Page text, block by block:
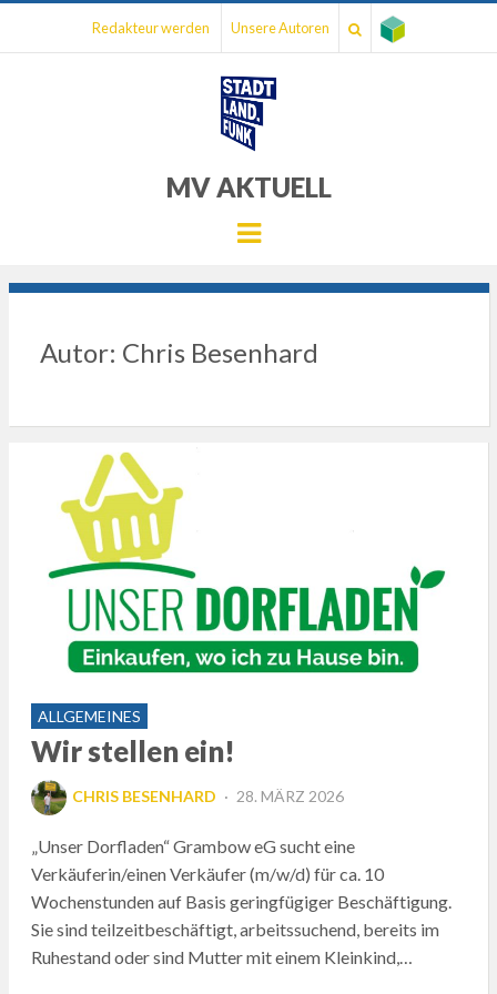
Redakteur werden Unsere Autoren
MV AKTUELL
Menu
Autor: Chris Besenhard
ALLGEMEINES
Wir stellen ein!
CHRIS BESENHARD
POSTED
28. MÄRZ 2026
„Unser Dorfladen“ Grambow eG sucht eine
Verkäuferin/einen Verkäufer (m/w/d) für ca. 10
Wochenstunden auf Basis geringfügiger Beschäftigung.
Sie sind teilzeitbeschäftigt, arbeitssuchend, bereits im
Ruhestand oder sind Mutter mit einem Kleinkind,…